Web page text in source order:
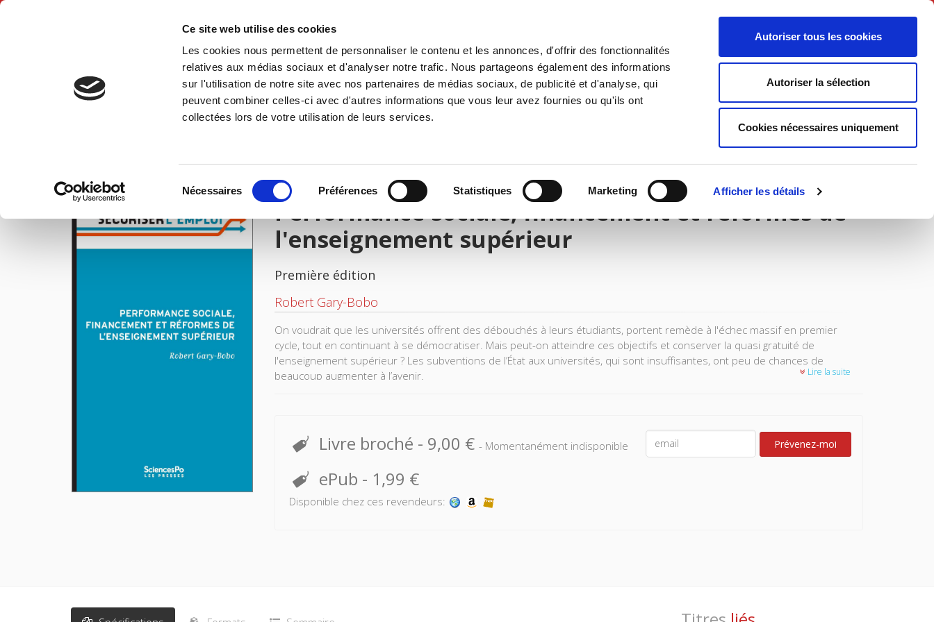
Ce site web utilise des cookies
Les cookies nous permettent de personnaliser le contenu et les annonces, d'offrir des fonctionnalités
relatives aux médias sociaux et d'analyser notre trafic. Nous partageons également des informations
sur l'utilisation de notre site avec nos partenaires de médias sociaux, de publicité et d'analyse, qui
peuvent combiner celles-ci avec d'autres informations que vous leur avez fournies ou qu'ils ont
collectées lors de votre utilisation de leurs services.
Nécessaires Préférences Statistiques Marketing Afficher les détails
Autoriser tous les cookies
Autoriser la sélection
Cookies nécessaires uniquement
Français
Accueil Environnement Histoire International Politique Société
Accueil Performance sociale, financement et réformes de l'enseignement supérieur
Performance sociale, financement et réformes de
l'enseignement supérieur
Première édition
Robert Gary-Bobo
On voudrait que les universités offrent des débouchés à leurs étudiants, portent remède à l'échec massif en premier
cycle, tout en continuant à se démocratiser. Mais peut-on atteindre ces objectifs et conserver la quasi gratuité de
l'enseignement supérieur ? Les subventions de l’État aux universités, qui sont insuffisantes, ont peu de chances de
beaucoup augmenter à l’avenir.
leurs revenus futurs.
Robert Gary-Bobo plaide pour une réforme inspirée de ce modèle. Elle donnerait les moyens de se développer à une
université française en grave difficulté financière et qui conduit beaucoup d’étudiants à l’impasse. Elle insufflerait plus de
justice sociale dans un système qui, paradoxalement, profite essentiellement aux jeunes issus des milieux favorisés.
Lire la suite
Livre broché - 9,00 € - Momentanément indisponible Prévenez-moi
ePub - 1,99 €
Disponible chez ces revendeurs: